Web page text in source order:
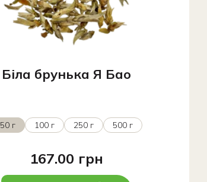
Біла брунька Я Бао
50 г 100 г 250 г 500 г
167.00 грн